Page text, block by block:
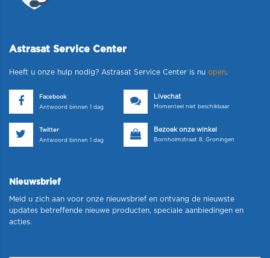
Astrasat Service Center
Heeft u onze hulp nodig? Astrasat Service Center is nu open.
Facebook
Antwoord binnen 1 dag
Livechat
Momenteel niet beschikbaar
Twitter
Antwoord binnen 1 dag
Bezoek onze winkel
Bornholmstraat 8, Groningen
Nieuwsbrief
Meld u zich aan voor onze nieuwsbrief en ontvang de nieuwste
updates betreffende nieuwe producten, speciale aanbiedingen en
acties.